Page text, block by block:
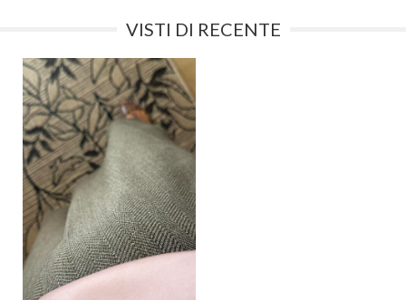
VISTI DI RECENTE